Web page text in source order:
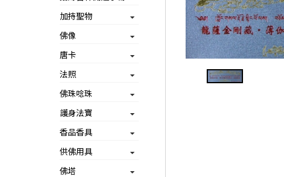
加持聖物
佛像
唐卡
法照
佛珠唸珠
護身法寶
香品香具
供佛用具
佛塔